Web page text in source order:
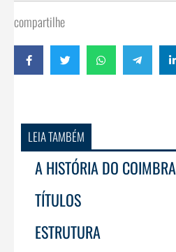
compartilhe
LEIA TAMBÉM
A HISTÓRIA DO COIMBRA
TÍTULOS
ESTRUTURA